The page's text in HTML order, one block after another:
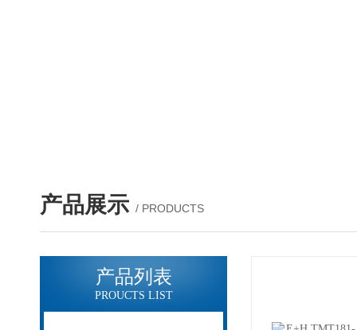
产品展示 / PRODUCTS
产品列表
PROUCTS LIST